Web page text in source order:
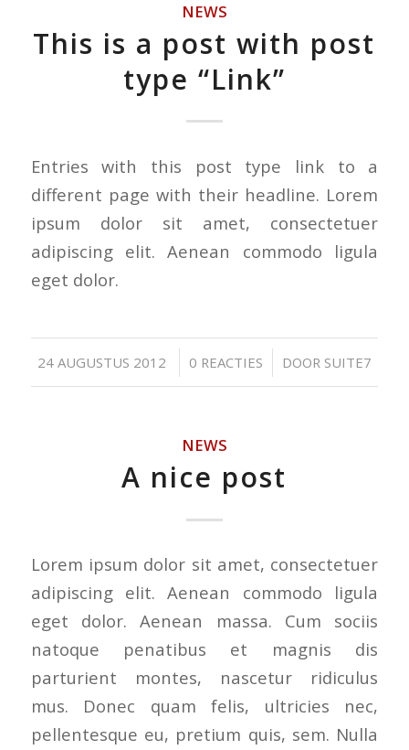
NEWS
This is a post with post
type “Link”
Entries with this post type link to a
different page with their headline. Lorem
ipsum dolor sit amet, consectetuer
adipiscing elit. Aenean commodo ligula
eget dolor.
24 AUGUSTUS 2012
/ 0 REACTIES
/ DOOR SUITE7
NEWS
A nice post
Lorem ipsum dolor sit amet, consectetuer
adipiscing elit. Aenean commodo ligula
eget dolor. Aenean massa. Cum sociis
natoque penatibus et magnis dis
parturient montes, nascetur ridiculus
mus. Donec quam felis, ultricies nec,
pellentesque eu, pretium quis, sem. Nulla